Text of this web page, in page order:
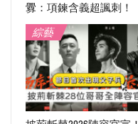
釁：項鍊含義超諷刺！
綜藝